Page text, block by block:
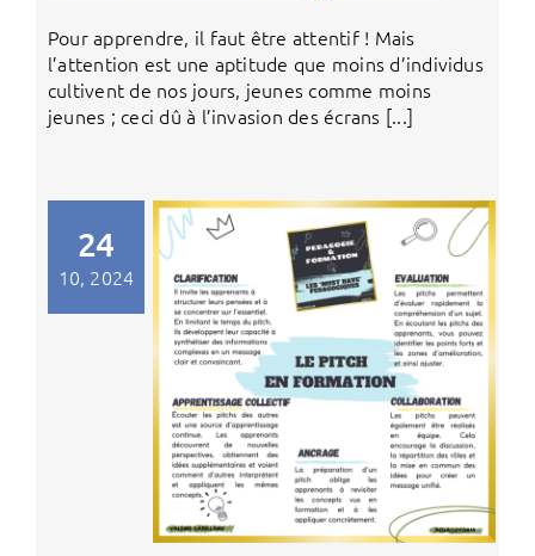
Pour apprendre, il faut être attentif ! Mais
l’attention est une aptitude que moins d’individus
cultivent de nos jours, jeunes comme moins
jeunes ; ceci dû à l’invasion des écrans [...]
24
10, 2024